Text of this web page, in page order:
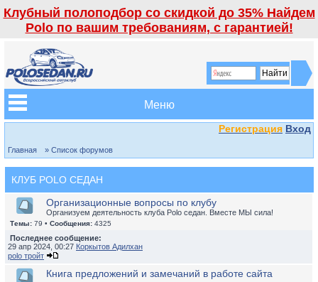
Клубный полоподбор со скидкой до 35% Найдем
Polo по вашим требованиям, с гарантией!
Меню
Регистрация Вход
Главная » Список форумов
КЛУБ POLO СЕДАН
Организационные вопросы по клубу
Организуем деятельность клуба Polo седан. Вместе МЫ сила!
Темы: 79 • Сообщения: 4325
Последнее сообщение:
29 апр 2024, 00:27 Коркытов Адилхан
polo тройт
Книга предложений и замечаний в работе сайта